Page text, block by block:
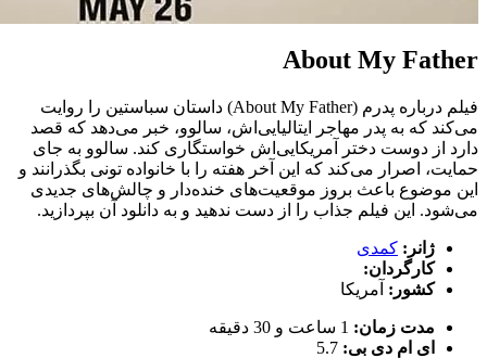
About My Father
فیلم درباره پدرم (About My Father) داستان سباستین را روایت
می‌کند که به پدر مهاجر ایتالیایی‌اش، سالوو، خبر می‌دهد که قصد
دارد از دوست دختر آمریکایی‌اش خواستگاری کند. سالوو به جای
حمایت، اصرار می‌کند که این آخر هفته را با خانواده تونی بگذرانند و
این موضوع باعث بروز موقعیت‌های خنده‌دار و چالش‌های جدیدی
می‌شود. این فیلم جذاب را از دست ندهید و به دانلود آن بپردازید.
ژانر: کمدی
کارگردان:
کشور: آمریکا
مدت زمان: 1 ساعت و 30 دقیقه
ای ام دی بی: 5.7